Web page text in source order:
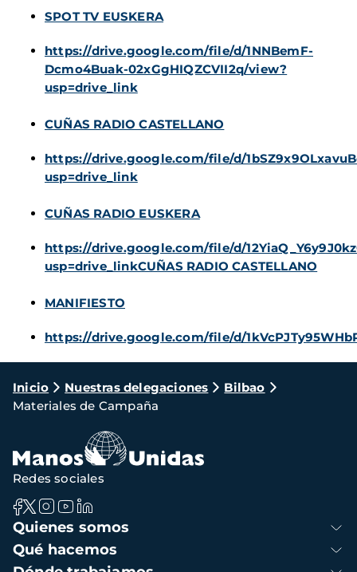
SPOT TV EUSKERA
https://drive.google.com/file/d/1NNBemF-
Dcmo4Buak-02xGgHIQZCVII2q/view?
usp=drive_link
CUÑAS RADIO CASTELLANO
https://drive.google.com/file/d/
usp=drive_link
CUÑAS RADIO EUSKERA
https://drive.google.com/file/d/
usp=drive_linkCUÑAS RADIO CASTELLANO
MANIFIESTO
https://drive.google.com/file/d/
Ruta
de
navegación
Inicio Nuestras delegaciones
Bilbao
Materiales de Campaña
Navegación
principal
Quienes somos
Qué hacemos
Redes sociales